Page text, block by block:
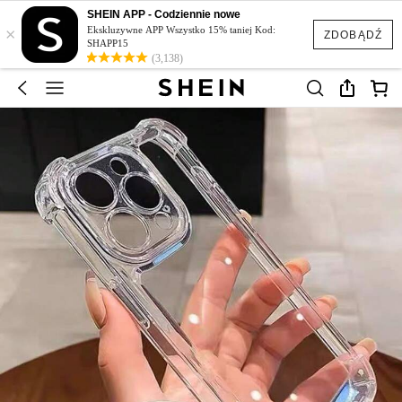
ZDOBĄDŹ
×
SHEIN APP - Codziennie nowe
Ekskluzywne APP Wszystko 15% taniej Kod:
SHAPP15
(3,138)